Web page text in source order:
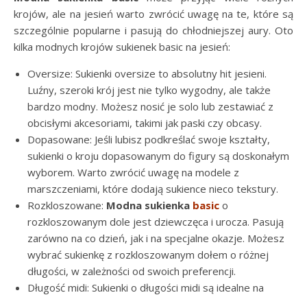
krojów, ale na jesień warto zwrócić uwagę na te, które są
szczególnie popularne i pasują do chłodniejszej aury. Oto
kilka modnych krojów sukienek basic na jesień:
Oversize: Sukienki oversize to absolutny hit jesieni.
Luźny, szeroki krój jest nie tylko wygodny, ale także
bardzo modny. Możesz nosić je solo lub zestawiać z
obcisłymi akcesoriami, takimi jak paski czy obcasy.
Dopasowane: Jeśli lubisz podkreślać swoje kształty,
sukienki o kroju dopasowanym do figury są doskonałym
wyborem. Warto zwrócić uwagę na modele z
marszczeniami, które dodają sukience nieco tekstury.
Rozkloszowane: Modna sukienka basic o
rozkloszowanym dole jest dziewczęca i urocza. Pasują
zarówno na co dzień, jak i na specjalne okazje. Możesz
wybrać sukienkę z rozkloszowanym dołem o różnej
długości, w zależności od swoich preferencji.
Długość midi: Sukienki o długości midi są idealne na